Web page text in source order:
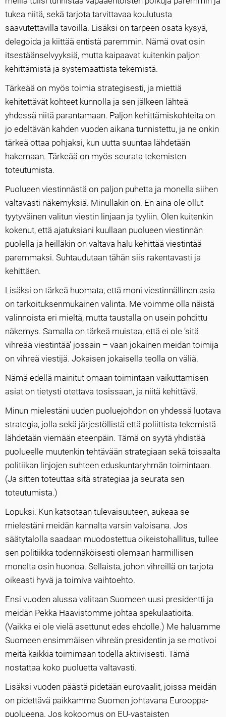
tukea niitä, sekä tarjota tarvittavaa koulutusta
saavutettavilla tavoilla. Lisäksi on tarpeen osata kysyä,
delegoida ja kiittää entistä paremmin. Nämä ovat osin
itsestäänselvyyksiä, mutta kaipaavat kuitenkin paljon
kehittämistä ja systemaattista tekemistä.
Tärkeää on myös toimia strategisesti, ja miettiä
kehitettävät kohteet kunnolla ja sen jälkeen lähteä
yhdessä niitä parantamaan. Paljon kehittämiskohteita on
jo edeltävän kahden vuoden aikana tunnistettu, ja ne onkin
tärkeä ottaa pohjaksi, kun uutta suuntaa lähdetään
hakemaan. Tärkeää on myös seurata tekemisten
toteutumista.
Puolueen viestinnästä on paljon puhetta ja monella siihen
valtavasti näkemyksiä. Minullakin on. En aina ole ollut
tyytyväinen valitun viestin linjaan ja tyyliin. Olen kuitenkin
kokenut, että ajatuksiani kuullaan puolueen viestinnän
puolella ja heilläkin on valtava halu kehittää viestintää
paremmaksi. Suhtaudutaan tähän siis rakentavasti ja
kehittäen.
Lisäksi on tärkeä huomata, että moni viestinnällinen asia
on tarkoituksenmukainen valinta. Me voimme olla näistä
valinnoista eri mieltä, mutta taustalla on usein pohdittu
näkemys. Samalla on tärkeä muistaa, että ei ole ’sitä
vihreää viestintää’ jossain – vaan jokainen meidän toimija
on vihreä viestijä. Jokaisen jokaisella teolla on väliä.
Nämä edellä mainitut omaan toimintaan vaikuttamisen
asiat on tietysti otettava tosissaan, ja niitä kehittävä.
Minun mielestäni uuden puoluejohdon on yhdessä luotava
strategia, jolla sekä järjestöllistä että poliittista tekemistä
lähdetään viemään eteenpäin. Tämä on syytä yhdistää
puolueelle muutenkin tehtävään strategiaan sekä toisaalta
politiikan linjojen suhteen eduskuntaryhmän toimintaan.
(Ja sitten toteuttaa sitä strategiaa ja seurata sen
toteutumista.)
Lopuksi. Kun katsotaan tulevaisuuteen, aukeaa se
mielestäni meidän kannalta varsin valoisana. Jos
säätytalolla saadaan muodostettua oikeistohallitus, tullee
sen politiikka todennäköisesti olemaan harmillisen
monelta osin huonoa. Sellaista, johon vihreillä on tarjota
oikeasti hyvä ja toimiva vaihtoehto.
Ensi vuoden alussa valitaan Suomeen uusi presidentti ja
meidän Pekka Haavistomme johtaa spekulaatioita.
(Vaikka ei ole vielä asettunut edes ehdolle.) Me haluamme
Suomeen ensimmäisen vihreän presidentin ja se motivoi
meitä kaikkia toimimaan todella aktiivisesti. Tämä
nostattaa koko puoluetta valtavasti.
Lisäksi vuoden päästä pidetään eurovaalit, joissa meidän
on pidettävä paikkamme Suomen johtavana Eurooppa-
puolueena. Jos kokoomus on EU-vastaisten